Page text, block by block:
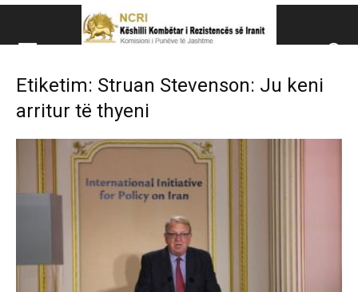
Këshillit Kombëtar të
Këshillit Kombëtar të Rezistencës së Iranit (NCRI)
Etiketim: Struan Stevenson: Ju keni
arritur të thyeni